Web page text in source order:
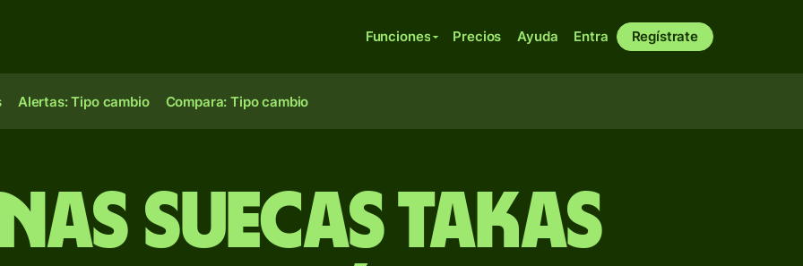
Funciones Precios Ayuda Entra Regístrate
Alertas: Tipo cambio Compara: Tipo cambio
suecas takas